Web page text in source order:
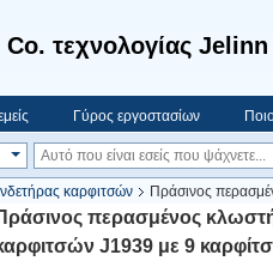
Co. τεχνολογίας
Γύρος εργοστασίων
καρφιτσών
Πράσινος
περασμένος
J1939 με 9